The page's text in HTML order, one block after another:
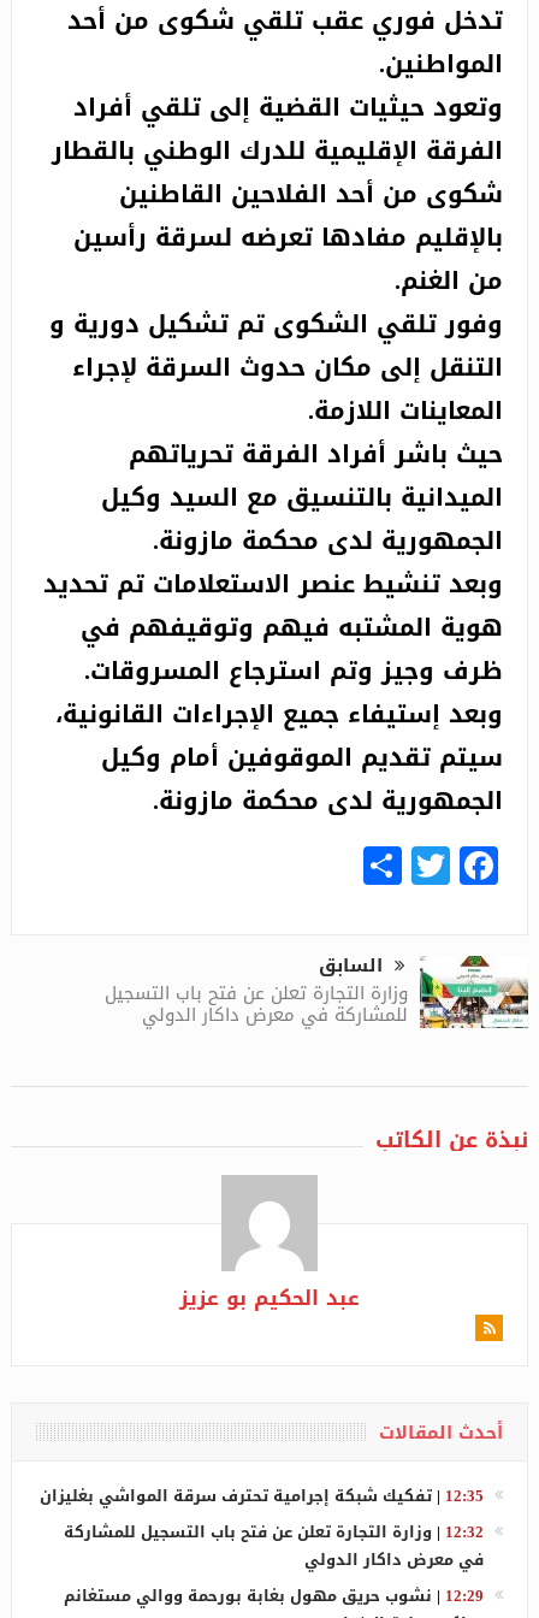
تدخل فوري عقب تلقي شكوى من أحد
المواطنين.
وتعود حيثيات القضية إلى تلقي أفراد
الفرقة الإقليمية للدرك الوطني بالقطار
شكوى من أحد الفلاحين القاطنين
بالإقليم مفادها تعرضه لسرقة رأسين
من الغنم.
وفور تلقي الشكوى تم تشكيل دورية و
التنقل إلى مكان حدوث السرقة لإجراء
المعاينات اللازمة.
حيث باشر أفراد الفرقة تحرياتهم
الميدانية بالتنسيق مع السيد وكيل
الجمهورية لدى محكمة مازونة.
وبعد تنشيط عنصر الاستعلامات تم تحديد
هوية المشتبه فيهم وتوقيفهم في
ظرف وجيز وتم استرجاع المسروقات.
وبعد إستيفاء جميع الإجراءات القانونية،
سيتم تقديم الموقوفين أمام وكيل
الجمهورية لدى محكمة مازونة.
Facebook
Twitter
Share
السابق
وزارة التجارة تعلن عن فتح باب التسجيل
للمشاركة في معرض داكار الدولي
نبذة عن الكاتب
عبد الحكيم بو عزيز
أحدث المقالات
12:35
| تفكيك شبكة إجرامية تحترف سرقة المواشي بغليزان
12:32
| وزارة التجارة تعلن عن فتح باب التسجيل للمشاركة
في معرض داكار الدولي
12:29
| نشوب حريق مهول بغابة بورحمة ووالي مستغانم